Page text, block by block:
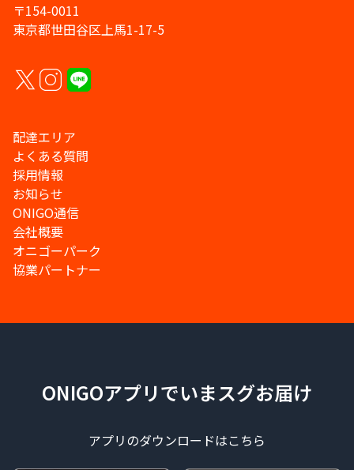
〒154-0011
東京都世田谷区上馬1-17-5
配達エリア
よくある質問
採用情報
お知らせ
ONIGO通信
会社概要
オニゴーパーク
協業パートナー
ONIGOアプリでいまスグお届け
アプリのダウンロードはこちら